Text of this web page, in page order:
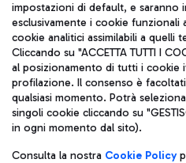
Pizza
Gelateria
Autobus
Scopri le linee di autobus per
Leonardo Da Vinci.
Ristoranti
Scopri la nostra offerta per una
Aeroporti di Roma S.p.A. -
coordinamento di Mundys S.p.A.
Codice fiscale e Registro delle
IVA 06572251004
Capitale sociale 62.224.743,00 int.
Sede legale: Via Pier Paolo
telefono +39 06 65951
Privacy policy
impostazioni di default, e saranno
esclusivamente i cookie funzionali
cookie analitici assimilabili a quelli
Cliccando su "ACCETTA TUTTI I
al posizionamento di tutti i cookie
profilazione. Il consenso è
qualsiasi momento. Potrà
singoli cookie cliccando su
in ogni momento dal sito).
Consulta la nostra Cookie Policy